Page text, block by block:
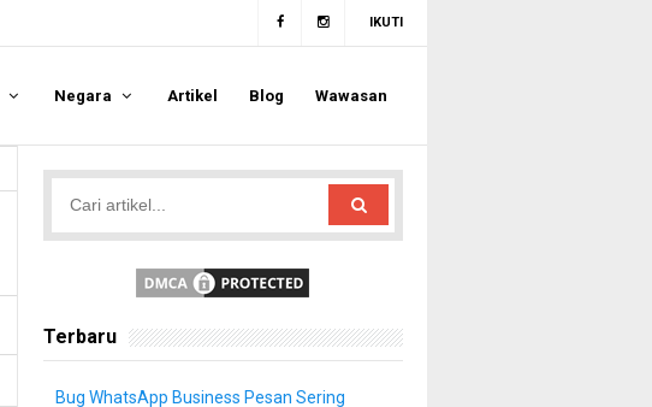
IKUTI
Negara Artikel Blog Wawasan
Terbaru
Bug WhatsApp Business Pesan Sering